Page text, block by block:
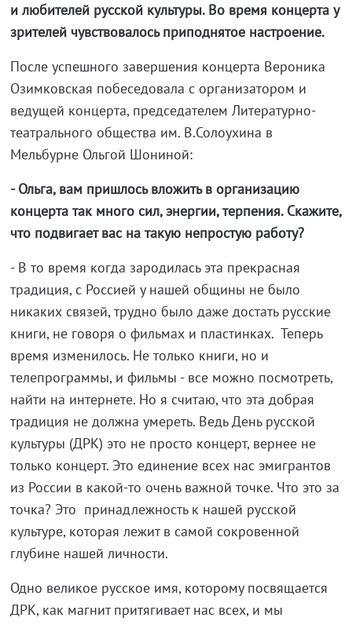
и любителей русской культуры. Во время концерта у
зрителей чувствовалось приподнятое настроение.
После успешного завершения концерта Вероника
Озимковская побеседовала с организатором и
ведущей концерта, председателем Литературно-
театрального общества им. В.Солоухина в
Мельбурне Ольгой Шониной:
- Ольга, вам пришлось вложить в организацию
концерта так много сил, энергии, терпения. Скажите,
что подвигает вас на такую непростую работу?
- В то время когда зародилась эта прекрасная
традиция, с Россией у нашей общины не было
никаких связей, трудно было даже достать русские
книги, не говоря о фильмах и пластинках. Теперь
время изменилось. Не только книги, но и
телепрограммы, и фильмы - все можно посмотреть,
найти на интернете. Но я считаю, что эта добрая
традиция не должна умереть. Ведь День русской
культуры (ДРК) это не просто концерт, вернее не
только концерт. Это единение всех нас эмигрантов
из России в какой-то очень важной точке. Что это за
точка? Это принадлежность к нашей русской
культуре, которая лежит в самой сокровенной
глубине нашей личности.
Одно великое русское имя, которому посвящается
ДРК, как магнит притягивает нас всех, и мы